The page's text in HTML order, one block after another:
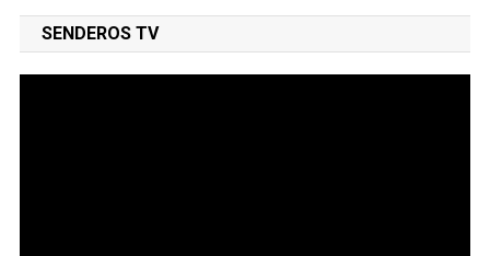
SENDEROS TV